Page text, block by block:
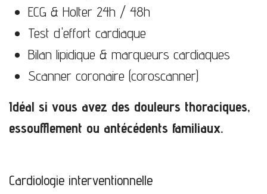
ECG & Holter 24h / 48h
Test d'effort cardiaque
Bilan lipidique & marqueurs cardiaques
Scanner coronaire (coroscanner)
Idéal si vous avez des douleurs thoraciques,
essoufflement ou antécédents familiaux.
Cardiologie interventionnelle